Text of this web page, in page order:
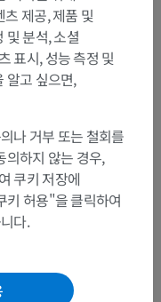
제공, 제품 및
및 분석, 소셜
표시, 성능 측정 및
알고 싶으면,
나 거부 또는 철회를
의하지 않는 경우,
쿠키 저장에
키 허용"을 클릭하여
다.